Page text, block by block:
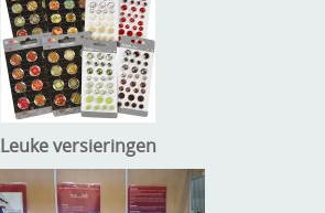
Leuke versieringen